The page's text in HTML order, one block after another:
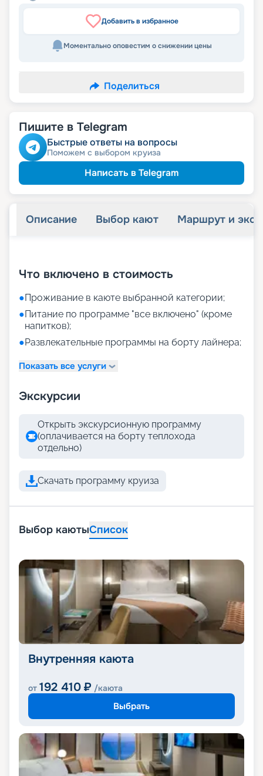
Добавить в избранное
Моментально оповестим о снижении цены
Поделиться
Пишите в Telegram
Быстрые ответы на вопросы
Поможем с выбором круиза
Написать в Telegram
Описание Выбор кают Маршрут и
Что включено в стоимость
●Проживание в каюте выбранной категории;
●Питание по программе "все включено" (кроме
напитков);
●Развлекательные программы на борту лайнера;
Показать все услуги
Экскурсии
Открыть экскурсионную программу
(оплачивается на борту теплохода
отдельно)
Скачать программу круиза
Выбор каютыСписок
Внутренняя каюта
от 192 410 ₽ /каюта
Выбрать